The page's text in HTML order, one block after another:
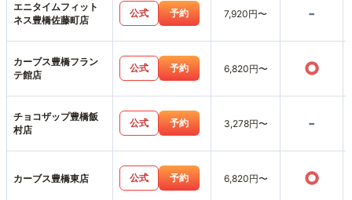
エニタイムフィット
ネス豊橋佐藤町店
公式 予約 7,920円〜 -
カーブス豊橋フラン
テ館店
公式 予約 6,820円〜 ○
チョコザップ豊橋飯
村店
公式 予約 3,278円〜 -
カーブス豊橋東店 公式 予約 6,820円〜 ○